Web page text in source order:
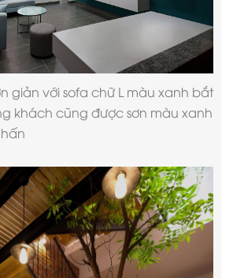
giản với sofa chữ L màu xanh bắt
khách cũng được sơn màu xanh